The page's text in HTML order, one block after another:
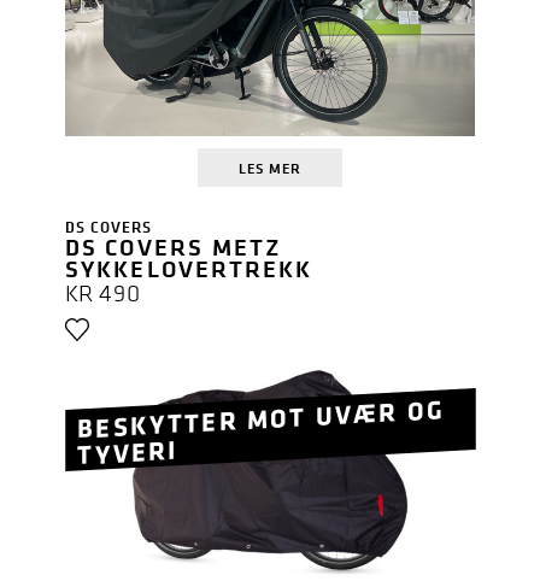
LES MER
BESKYTTER MOT UVÆR OG
TYVERI
DS COVERS
DS COVERS METZ
SYKKELOVERTREKK
KR490